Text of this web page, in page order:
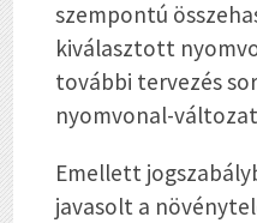
szempontú
kiválasztott
további tervezés
nyomvonal-
Emellett
javasolt a